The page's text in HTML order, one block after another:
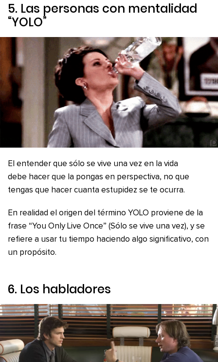
5. Las personas con mentalidad
“YOLO”
El entender que sólo se vive una vez en la vida
debe hacer que la pongas en perspectiva, no que
tengas que hacer cuanta estupidez se te ocurra.
En realidad el origen del término YOLO proviene de la
frase “You Only Live Once” (Sólo se vive una vez), y se
refiere a usar tu tiempo haciendo algo significativo, con
un propósito.
6. Los habladores